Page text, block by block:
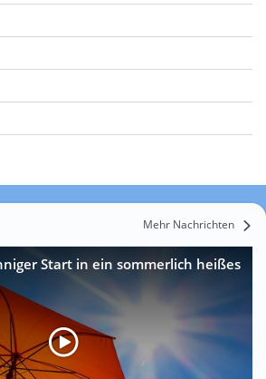
Mehr Nachrichten
Start in ein sommerlich heißes